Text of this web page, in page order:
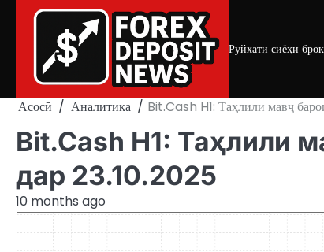
Рӯйхати сиёҳи
Асосӣ Аналитика Bit.Cash H1: Таҳлили мавҷ
Bit.Cash H1: Таҳлили
дар 23.10.2025
10 months ago